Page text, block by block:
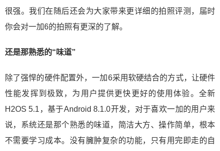
很强。我们在随后还会为大家带来更详细的拍照评测，届时
你会对一加6的拍照有更深的了解。
还是那熟悉的“味道”
除了强悍的硬件配置外，一加6采用软硬结合的方式，让硬件
性能发挥到极致，为用户提供更快更好的使用体验。全新
H2OS 5.1，基于Android 8.1.0开发，对于喜欢一加的用户来
说，系统还是那个熟悉的味道，简洁大方、操作简单，根本
不需要学习成本。没有臃肿复杂的功能，只有用完即走的自